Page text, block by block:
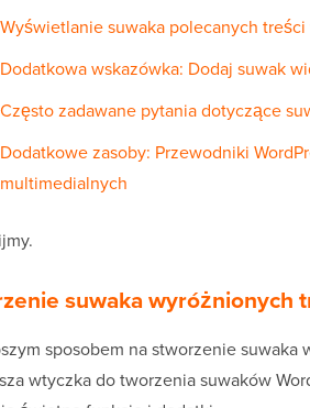
Wyświetlanie suwaka polecanych treści
Dodatkowa wskazówka: Dodaj suwak
Często zadawane pytania dotyczące
Dodatkowe zasoby: Przewodniki
multimedialnych
suwaka wyróżnionych
sposobem na stworzenie
wtyczka do tworzenia suwaków